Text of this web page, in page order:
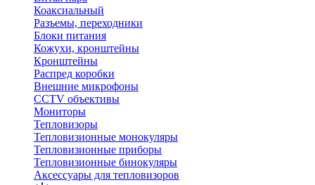
Коаксиальный
Разъемы, переходники
Блоки питания
Кожухи, кронштейны
Кронштейны
Распред коробки
Внешние микрофоны
CCTV объективы
Мониторы
Тепловизоры
Тепловизионные монокуляры
Тепловизионные приборы
Тепловизионные бинокуляры
Аксессуары для тепловизоров